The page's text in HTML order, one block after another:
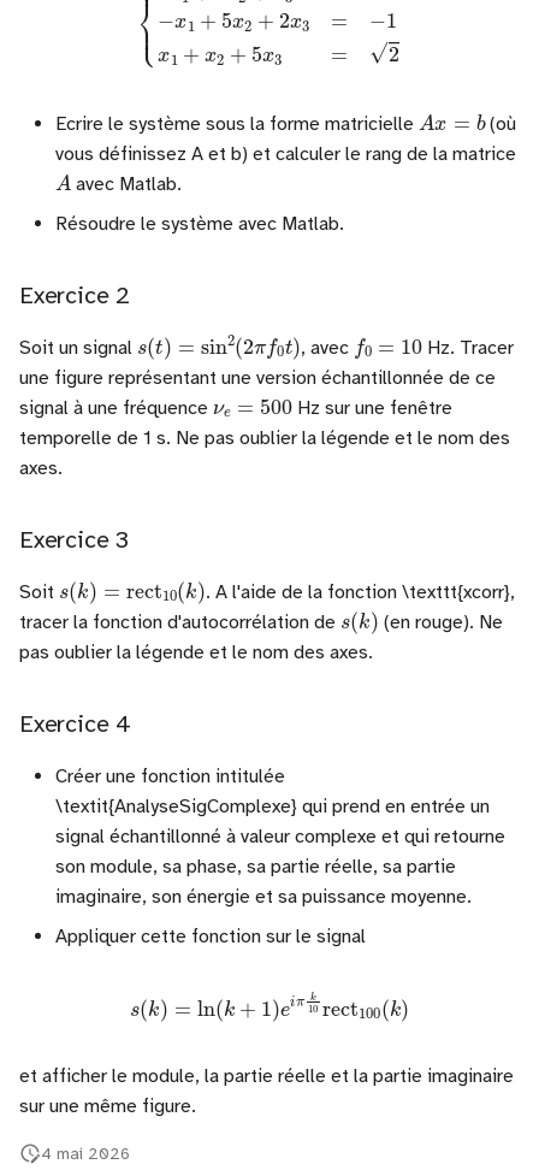
Ecrire le système sous la forme matricielle
A
(où
vous définissez A et b) et calculer le rang de la matrice
A
avec Matlab.
Résoudre le système avec Matlab.
Exercice 2
Soit un signal (t) sin 2(2 f 0t, avec
f0
Hz. Tracer
une figure représentant une version échantillonnée de ce
signal à une fréquence
νe= 500
Hz sur une fenêtre
temporelle de 1 s. Ne pas oublier la légende et le nom des
axes.
Exercice 3
Soit
(k ) (k)
. A l'aide de la fonction \texttt{xcorr},
tracer la fonction d'autocorrélation de
s(k)
(en rouge). Ne
pas oublier la légende et le nom des axes.
Exercice 4
Créer une fonction intitulée
\textit{AnalyseSigComplexe} qui prend en entrée un
signal échantillonné à valeur complexe et qui retourne
son module, sa phase, sa partie réelle, sa partie
imaginaire, son énergie et sa puissance moyenne.
Appliquer cette fonction sur le signal
k) = k +1 πk 10rect 100(k
et afficher le module, la partie réelle et la partie imaginaire
sur une même figure.
4 mai 2026